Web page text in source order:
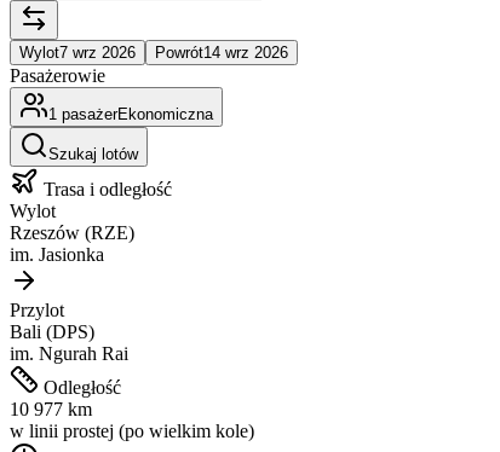
Wylot7 wrz 2026 Powrót14 wrz 2026
Pasażerowie
1 pasażerEkonomiczna
Szukaj lotów
Trasa i odległość
Wylot
Rzeszów (RZE)
im. Jasionka
Przylot
Bali (DPS)
im. Ngurah Rai
Odległość
10 977 km
w linii prostej (po wielkim kole)